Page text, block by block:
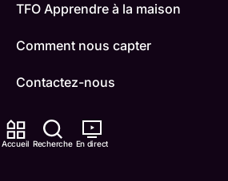
Accueil Recherche En direct
TFO Apprendre à la maison
Comment nous capter
Contactez-nous
ONFR